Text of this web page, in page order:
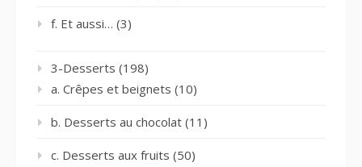
f. Et aussi… (3)
3-Desserts (198)
a. Crêpes et beignets (10)
b. Desserts au chocolat (11)
c. Desserts aux fruits (50)